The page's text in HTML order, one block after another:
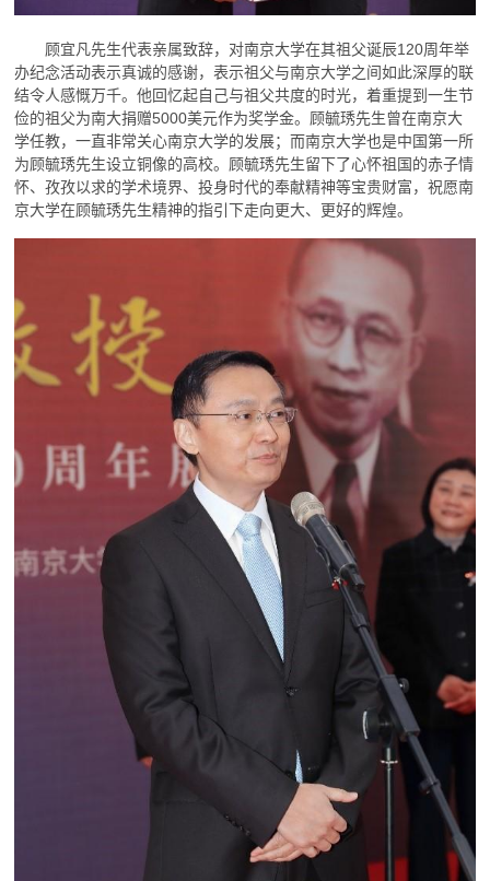
顾宜凡先生代表亲属致辞，对南京大学在其祖父诞辰120周年举
办纪念活动表示真诚的感谢，表示祖父与南京大学之间如此深厚的联
结令人感慨万千。他回忆起自己与祖父共度的时光，着重提到一生节
俭的祖父为南大捐赠5000美元作为奖学金。顾毓琇先生曾在南京大
学任教，一直非常关心南京大学的发展；而南京大学也是中国第一所
为顾毓琇先生设立铜像的高校。顾毓琇先生留下了心怀祖国的赤子情
怀、孜孜以求的学术境界、投身时代的奉献精神等宝贵财富，祝愿南
京大学在顾毓琇先生精神的指引下走向更大、更好的辉煌。